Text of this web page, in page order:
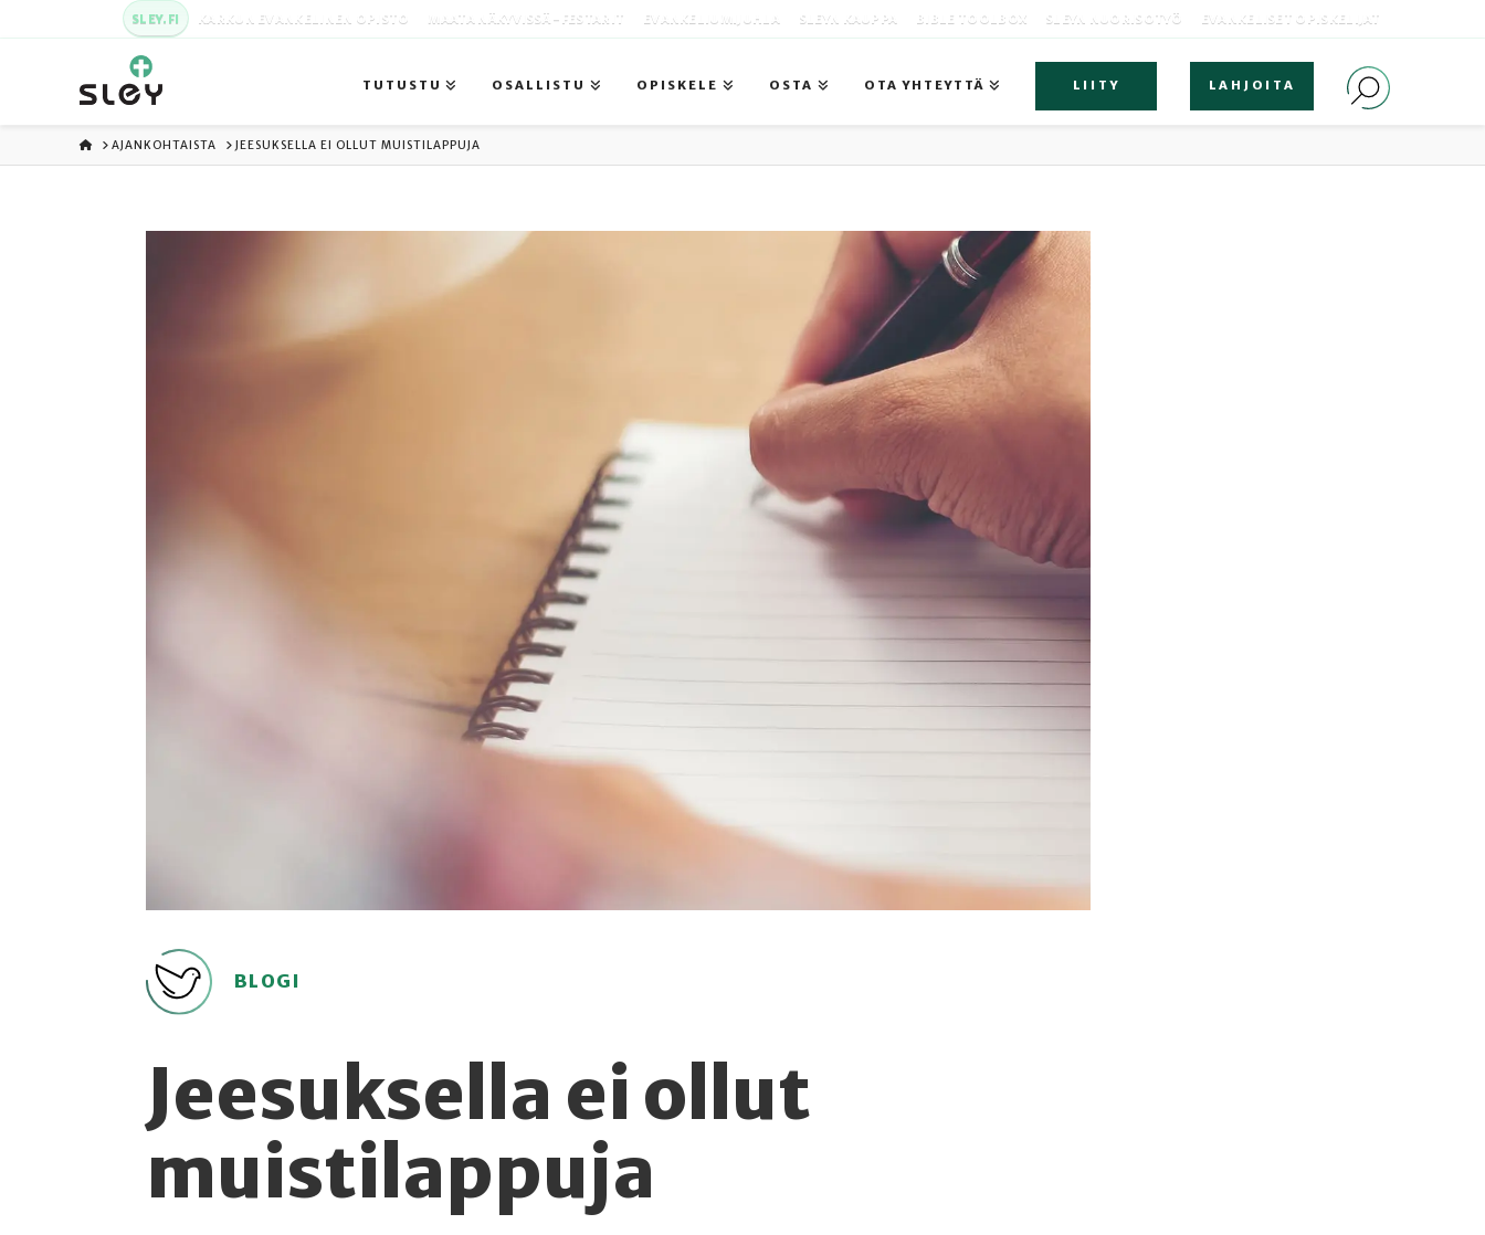
SLEY.FI KARKUN EVANKELINEN OPISTO MAATA NÄKYVISSÄ -FESTARIT EVANKELIUMIJUHLA SLEYN KAUPPA BIBLE TOOLBOX SLEYN NUORISOTYÖ EVANKELISET OPISKELIJAT
TUTUSTU OSALLISTU OPISKELE OSTA OTA YHTEYTTÄ LIITY LAHJOITA
ETUSIVU
AJANKOHTAISTA JEESUKSELLA EI OLLUT MUISTILAPPUJA
BLOGI
Jeesuksella ei ollut
muistilappuja